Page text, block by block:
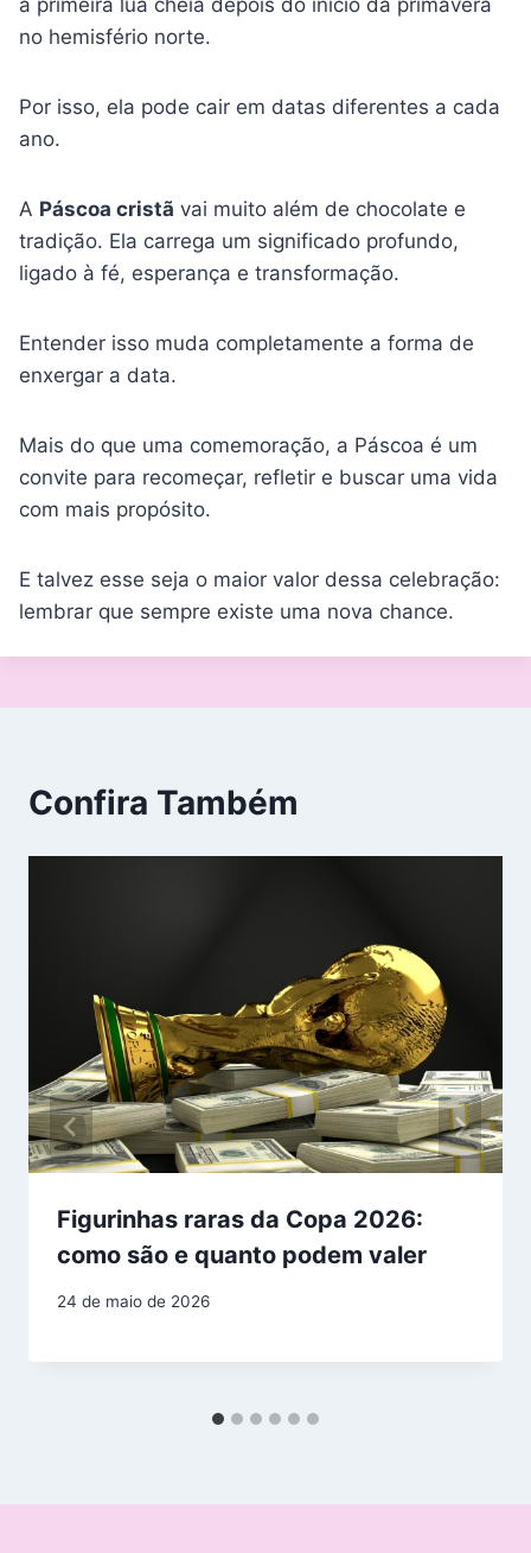
a primeira lua cheia depois do início da primavera
no hemisfério norte.
Por isso, ela pode cair em datas diferentes a cada
ano.
A Páscoa cristã vai muito além de chocolate e
tradição. Ela carrega um significado profundo,
ligado à fé, esperança e transformação.
Entender isso muda completamente a forma de
enxergar a data.
Mais do que uma comemoração, a Páscoa é um
convite para recomeçar, refletir e buscar uma vida
com mais propósito.
E talvez esse seja o maior valor dessa celebração:
lembrar que sempre existe uma nova chance.
Confira Também
Figurinhas raras da Copa 2026:
como são e quanto podem valer
24 de maio de 2026